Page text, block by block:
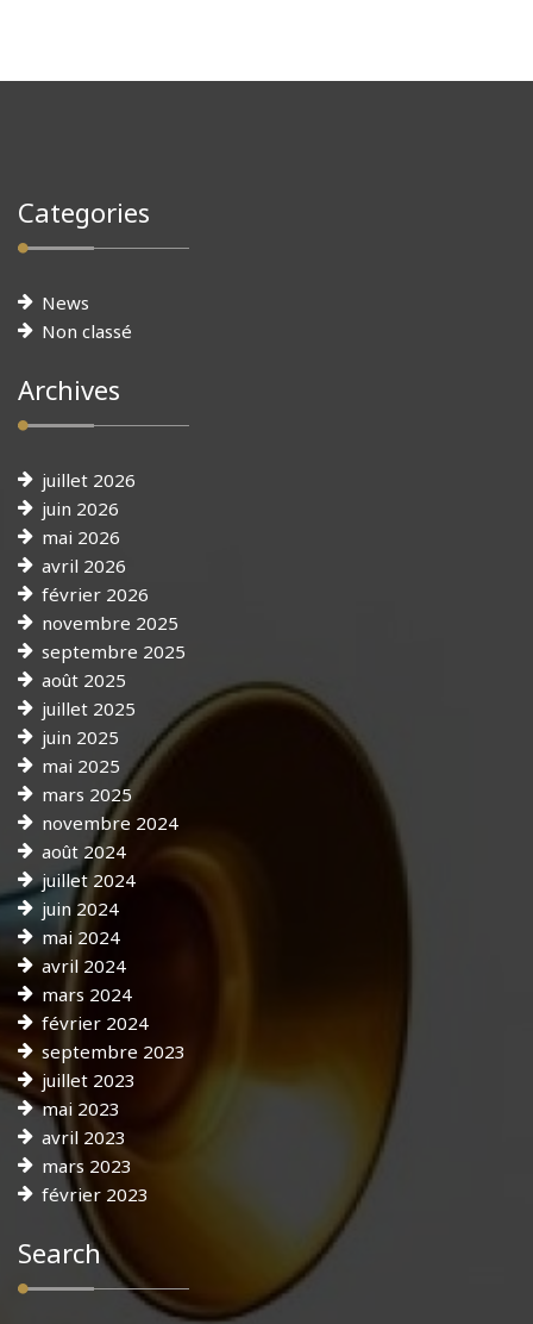
Categories
News
Non classé
Archives
juillet 2026
juin 2026
mai 2026
avril 2026
février 2026
novembre 2025
septembre 2025
août 2025
juillet 2025
juin 2025
mai 2025
mars 2025
novembre 2024
août 2024
juillet 2024
juin 2024
mai 2024
avril 2024
mars 2024
février 2024
septembre 2023
juillet 2023
mai 2023
avril 2023
mars 2023
février 2023
Search